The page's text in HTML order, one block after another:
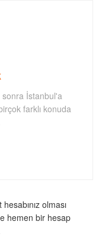
sonra İstanbul'a
farklı konuda
olması
hemen bir hesap